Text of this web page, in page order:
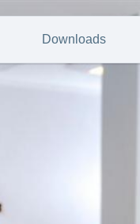
Downloads